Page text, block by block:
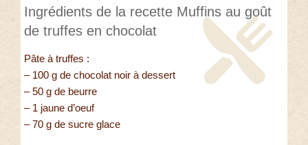
Ingrédients de la recette Muffins au goût
de truffes en chocolat
Pâte à truffes :
– 100 g de chocolat noir à dessert
– 50 g de beurre
– 1 jaune d’oeuf
– 70 g de sucre glace